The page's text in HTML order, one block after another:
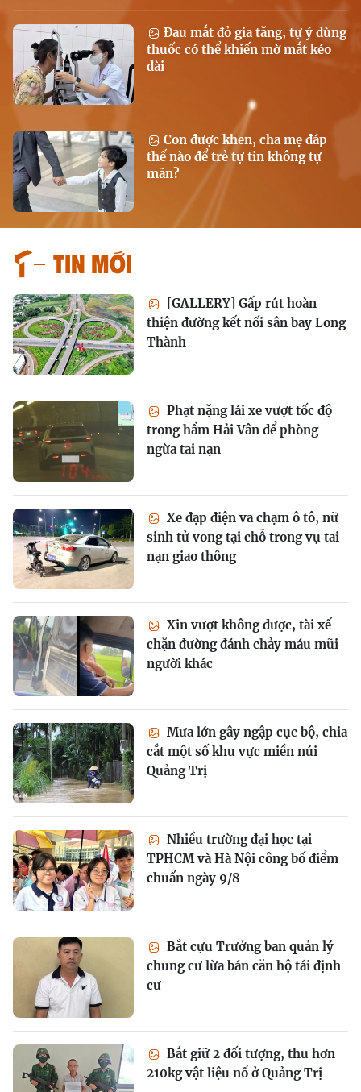
Đau mắt đỏ gia tăng, tự ý dùng
thuốc có thể khiến mờ mắt kéo
dài
Con được khen, cha mẹ đáp
thế nào để trẻ tự tin không tự
mãn?
Tin mới
[GALLERY] Gấp rút hoàn
thiện đường kết nối sân bay Long
Thành
Phạt nặng lái xe vượt tốc độ
trong hầm Hải Vân để phòng
ngừa tai nạn
Xe đạp điện va chạm ô tô, nữ
sinh tử vong tại chỗ trong vụ tai
nạn giao thông
Xin vượt không được, tài xế
chặn đường đánh chảy máu mũi
người khác
Mưa lớn gây ngập cục bộ, chia
cắt một số khu vực miền núi
Quảng Trị
Nhiều trường đại học tại
TPHCM và Hà Nội công bố điểm
chuẩn ngày 9/8
Bắt cựu Trưởng ban quản lý
chung cư lừa bán căn hộ tái định
cư
Bắt giữ 2 đối tượng, thu hơn
210kg vật liệu nổ ở Quảng Trị